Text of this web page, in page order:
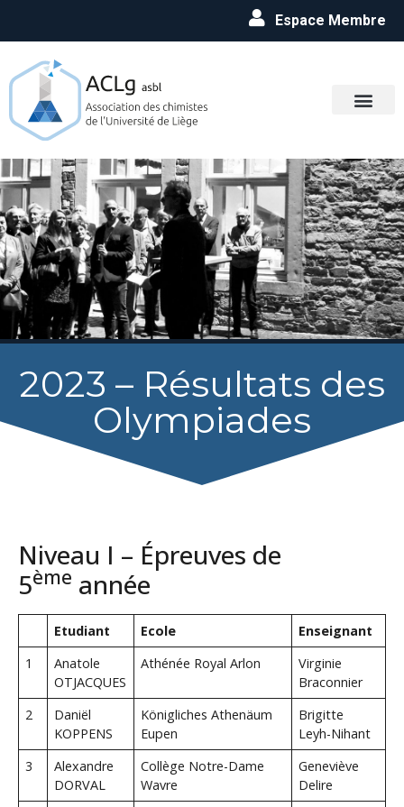
Espace Membre
2023 – Résultats des
Olympiades
Niveau I – Épreuves de
5ème année
Etudiant Ecole
Enseignant
1
Anatole
OTJACQUES
Athénée Royal Arlon
Virginie
Braconnier
2
Daniël
KOPPENS
Königliches Athenäum
Eupen
Brigitte
Leyh-Nihant
3
Alexandre
DORVAL
Collège Notre-Dame
Wavre
Geneviève
Delire